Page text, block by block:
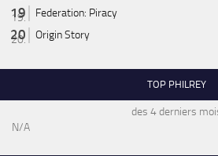
Federation: Piracy
Origin Story
TOP PHILREY
des 4 derniers
N/A